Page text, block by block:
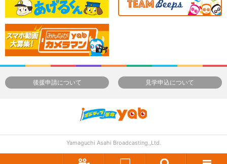
後援申請について 見学申込について
Yamaguchi Asahi Broadcasting.,Ltd.